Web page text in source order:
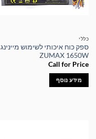
כללי
ספק כוח איכותי לשימוש מיינינג
ZUMAX 1650W
Call for Price
מידע נוסף